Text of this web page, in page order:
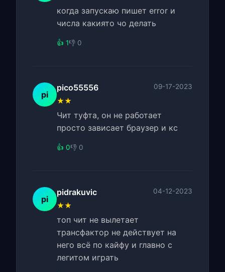
когда запускаю пишет error и
числа какиято чо делать
👍 1👎 0
pi
pico55556 09-17-2023
★★
Чит туфта, он не работает
просто зависает браузер и кс
👍 0👎 0
pi
pidrakuvic 04-12-2023
★★
топ чит не вылетает
трансфактор не действует на
него всё по кайфу и главно с
легитом играть